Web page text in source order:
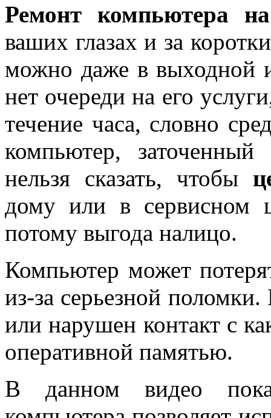
Ремонт компьютера
ваших глазах и за
можно даже в выходной
нет очереди на его
течение часа, словно
компьютер,
нельзя сказать, чтобы
дому или в сервисном
потому выгода налицо.
Компьютер может
из-за серьезной
или нарушен контакт с
оперативной памятью.
В данном видео